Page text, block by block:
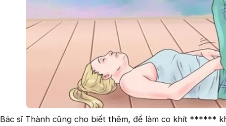
Bác sĩ Thành cũng cho biết thêm, để làm co khít ******